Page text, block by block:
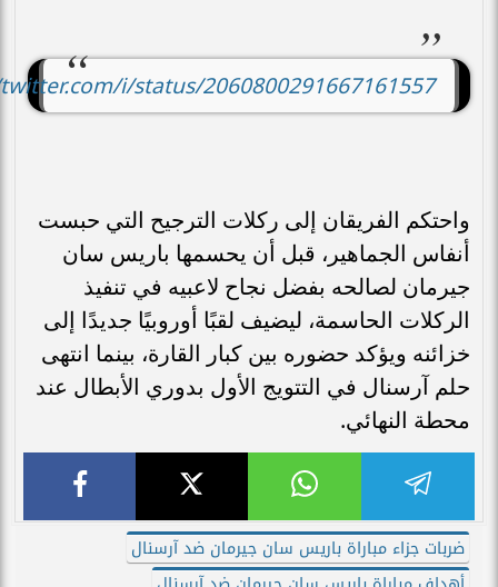
i/status/2060800291667161557
واحتكم الفريقان إلى ركلات الترجيح التي حبست
أنفاس الجماهير، قبل أن يحسمها باريس سان
جيرمان لصالحه بفضل نجاح لاعبيه في تنفيذ
الركلات الحاسمة، ليضيف لقبًا أوروبيًا جديدًا إلى
خزائنه ويؤكد حضوره بين كبار القارة، بينما انتهى
حلم آرسنال في التتويج الأول بدوري الأبطال عند
محطة النهائي.
ضربات جزاء مباراة باريس سان جيرمان ضد آرسنال